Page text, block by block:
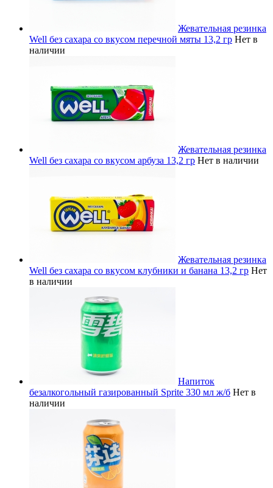
Жевательная резинка
Well без сахара со вкусом перечной мяты 13,2 гр Нет в
наличии
Жевательная резинка
Well без сахара со вкусом арбуза 13,2 гр Нет в наличии
Жевательная резинка
Well без сахара со вкусом клубники и банана 13,2 гр Нет
в наличии
Напиток
безалкогольный газированный Sprite 330 мл ж/б Нет в
наличии